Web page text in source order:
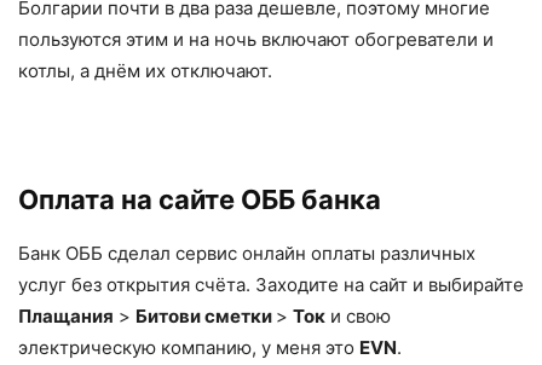
Болгарии почти в два раза дешевле, поэтому многие
пользуются этим и на ночь включают обогреватели и
котлы, а днём их отключают.
Оплата на сайте OББ банка
Банк ОББ сделал сервис онлайн оплаты различных
услуг без открытия счёта. Заходите на сайт и выбирайте
Плащания > Битови сметки > Ток и свою
электрическую компанию, у меня это EVN.